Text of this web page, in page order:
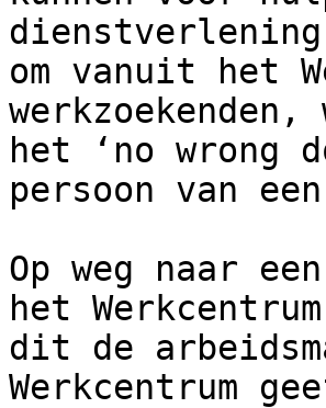
om vanuit het
het ‘no wrong
persoon van
Op weg naar
het
dit de
Werkcentrum